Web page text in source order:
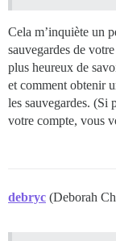
Cela m’inquiète un
sauvegardes de
plus heureux de
et comment obtenir
les sauvegardes. (Si
votre compte, vous
debryc (Deborah